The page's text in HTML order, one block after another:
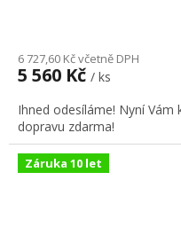
6 727,60 Kč včetně DPH
5 560 Kč / ks
Ihned odesíláme! Nyní Vám
dopravu zdarma!
Záruka 10 let